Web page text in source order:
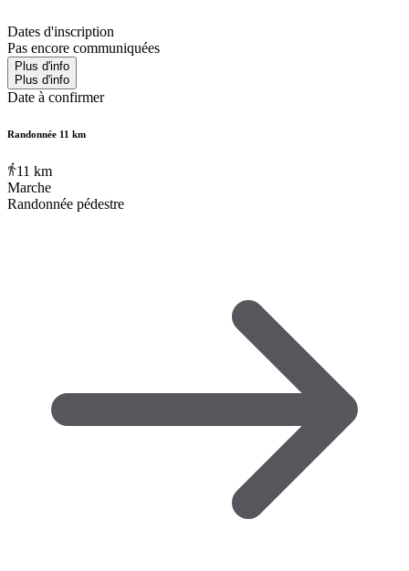
Dates d'inscription
Pas encore communiquées
Plus d'info
Plus d'info
Date à confirmer
Randonnée 11 km
11 km
Marche
Randonnée pédestre